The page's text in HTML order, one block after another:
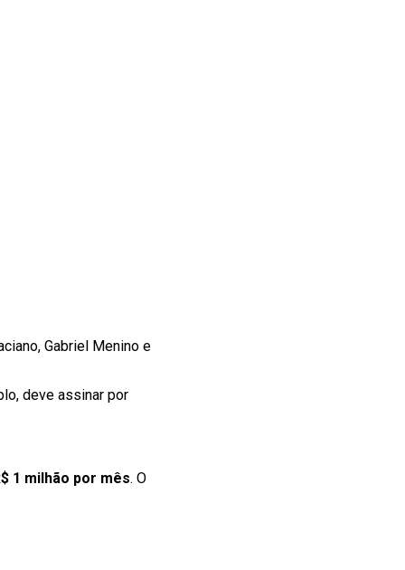
Gabriel Menino e
deve assinar por
1 milhão por mês. O